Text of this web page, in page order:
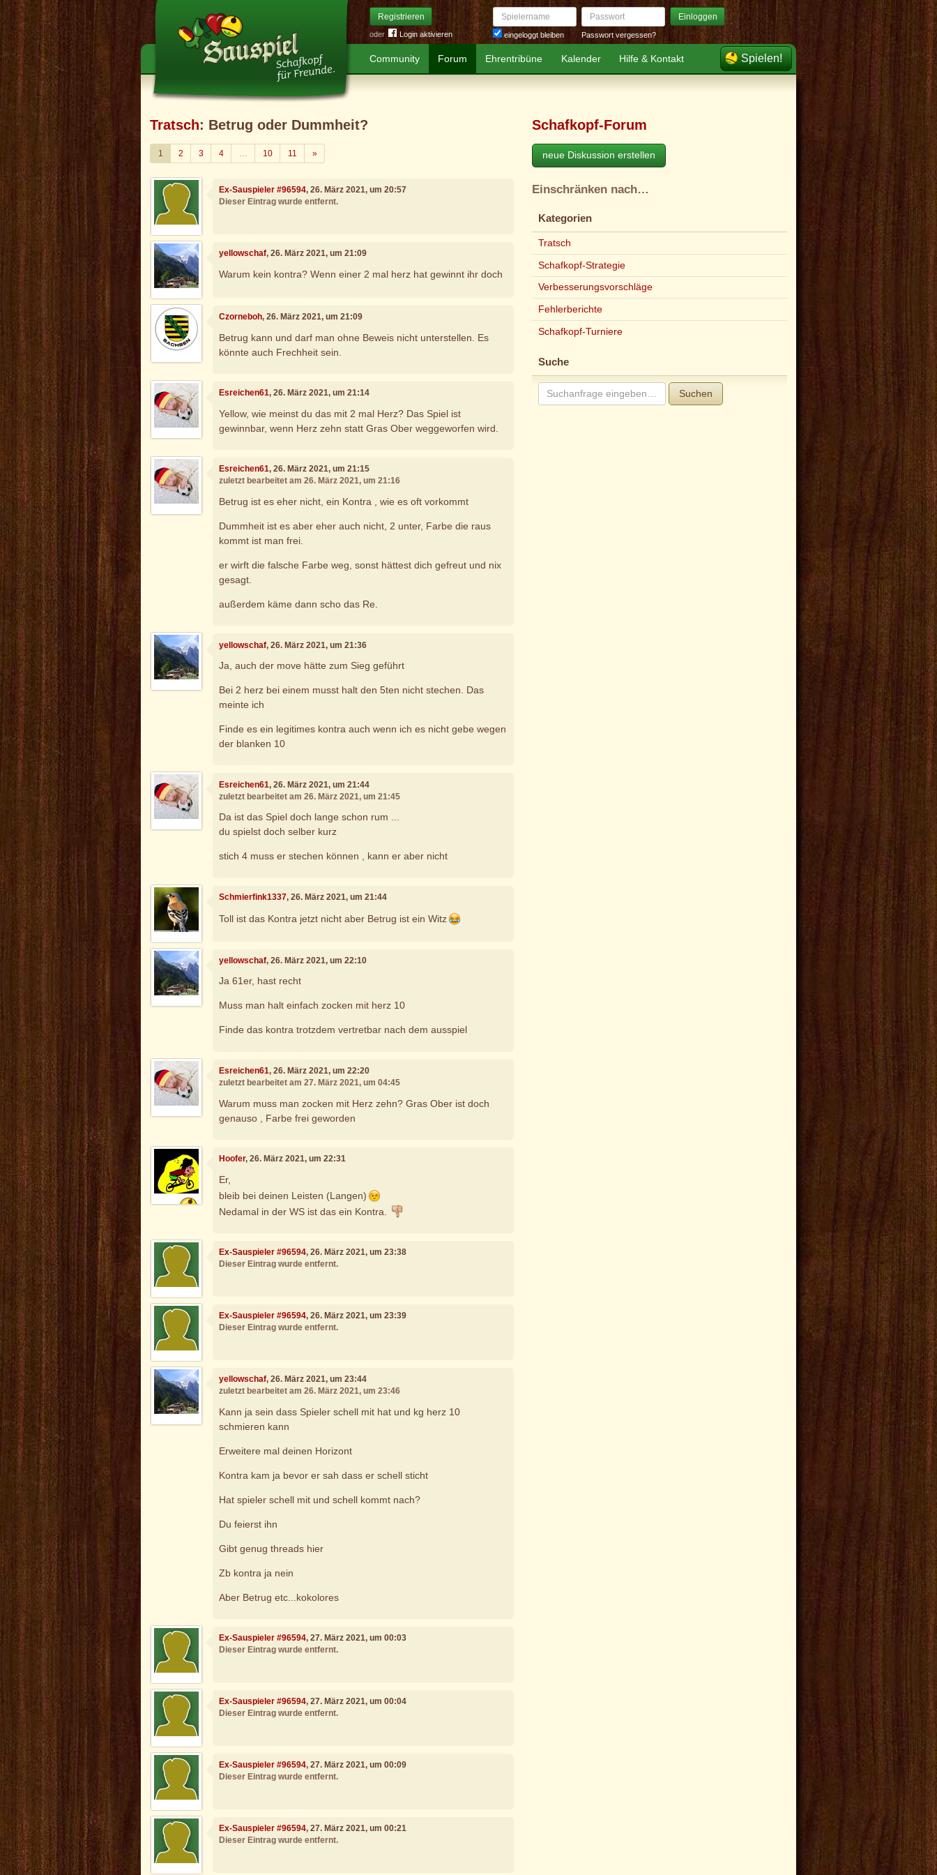
Registrieren
oder Login aktivieren
Spielername
eingeloggt bleiben
Passwort Einloggen
Passwort vergessen?
Community Forum Ehrentribüne Kalender Hilfe & Kontakt Spielen!
Tratsch: Betrug oder Dummheit?
1 2 3 4 … 10 11 »Weiter
Ex-Sauspieler #96594, 26. März 2021, um 20:57
Dieser Eintrag wurde entfernt.
yellowschaf, 26. März 2021, um 21:09
Warum kein kontra? Wenn einer 2 mal herz hat gewinnt ihr doch
Czorneboh, 26. März 2021, um 21:09
Betrug kann und darf man ohne Beweis nicht unterstellen. Es
könnte auch Frechheit sein.
Esreichen61, 26. März 2021, um 21:14
Yellow, wie meinst du das mit 2 mal Herz? Das Spiel ist
gewinnbar, wenn Herz zehn statt Gras Ober weggeworfen wird.
Esreichen61, 26. März 2021, um 21:15
zuletzt bearbeitet am 26. März 2021, um 21:16
Betrug ist es eher nicht, ein Kontra , wie es oft vorkommt
Dummheit ist es aber eher auch nicht, 2 unter, Farbe die raus
kommt ist man frei.
er wirft die falsche Farbe weg, sonst hättest dich gefreut und nix
gesagt.
außerdem käme dann scho das Re.
yellowschaf, 26. März 2021, um 21:36
Ja, auch der move hätte zum Sieg geführt
Bei 2 herz bei einem musst halt den 5ten nicht stechen. Das
meinte ich
Finde es ein legitimes kontra auch wenn ich es nicht gebe wegen
der blanken 10
Esreichen61, 26. März 2021, um 21:44
zuletzt bearbeitet am 26. März 2021, um 21:45
Da ist das Spiel doch lange schon rum ...
du spielst doch selber kurz
stich 4 muss er stechen können , kann er aber nicht
Schmierfink1337, 26. März 2021, um 21:44
Toll ist das Kontra jetzt nicht aber Betrug ist ein Witz
yellowschaf, 26. März 2021, um 22:10
Ja 61er, hast recht
Muss man halt einfach zocken mit herz 10
Finde das kontra trotzdem vertretbar nach dem ausspiel
Esreichen61, 26. März 2021, um 22:20
zuletzt bearbeitet am 27. März 2021, um 04:45
Warum muss man zocken mit Herz zehn? Gras Ober ist doch
genauso , Farbe frei geworden
Hoofer, 26. März 2021, um 22:31
Er,
bleib bei deinen Leisten (Langen)
Nedamal in der WS ist das ein Kontra.
Ex-Sauspieler #96594, 26. März 2021, um 23:38
Dieser Eintrag wurde entfernt.
Ex-Sauspieler #96594, 26. März 2021, um 23:39
Dieser Eintrag wurde entfernt.
yellowschaf, 26. März 2021, um 23:44
zuletzt bearbeitet am 26. März 2021, um 23:46
Kann ja sein dass Spieler schell mit hat und kg herz 10
schmieren kann
Erweitere mal deinen Horizont
Kontra kam ja bevor er sah dass er schell sticht
Hat spieler schell mit und schell kommt nach?
Du feierst ihn
Gibt genug threads hier
Zb kontra ja nein
Aber Betrug etc...kokolores
Ex-Sauspieler #96594, 27. März 2021, um 00:03
Dieser Eintrag wurde entfernt.
Ex-Sauspieler #96594, 27. März 2021, um 00:04
Dieser Eintrag wurde entfernt.
Ex-Sauspieler #96594, 27. März 2021, um 00:09
Dieser Eintrag wurde entfernt.
Ex-Sauspieler #96594, 27. März 2021, um 00:21
Dieser Eintrag wurde entfernt.
Schafkopf-Forum
neue Diskussion erstellen
Einschränken nach…
Kategorien
Tratsch
Schafkopf-Strategie
Verbesserungsvorschläge
Fehlerberichte
Schafkopf-Turniere
Suche
Suchen